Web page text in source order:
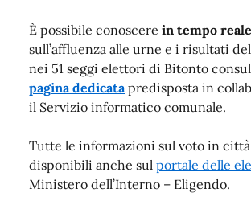
È possibile conoscere in tempo reale
sull’affluenza alle urne e i risultati
nei 51 seggi elettori di Bitonto
pagina dedicata predisposta in
il Servizio informatico comunale.
Tutte le informazioni sul voto in
disponibili anche sul portale delle
Ministero dell’Interno – Eligendo.